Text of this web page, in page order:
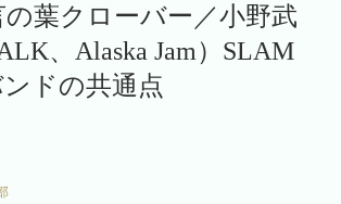
の葉クローバー／小野武
、Alaska Jam）SLAM
ドの共通点